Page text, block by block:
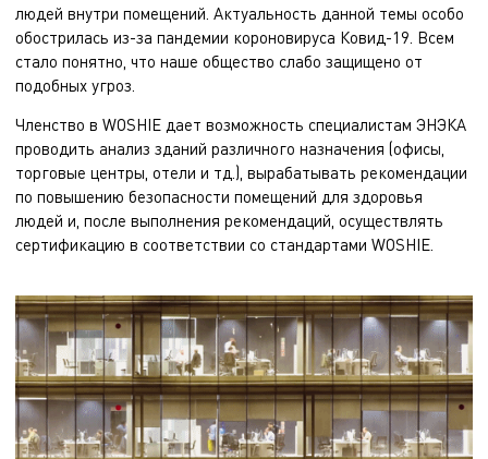
людей внутри помещений. Актуальность данной темы особо
обострилась из-за пандемии короновируса Ковид-19. Всем
стало понятно, что наше общество слабо защищено от
подобных угроз.
Членство в WOSHIE дает возможность специалистам ЭНЭКА
проводить анализ зданий различного назначения (офисы,
торговые центры, отели и тд.), вырабатывать рекомендации
по повышению безопасности помещений для здоровья
людей и, после выполнения рекомендаций, осуществлять
сертификацию в соответствии со стандартами WOSHIE.